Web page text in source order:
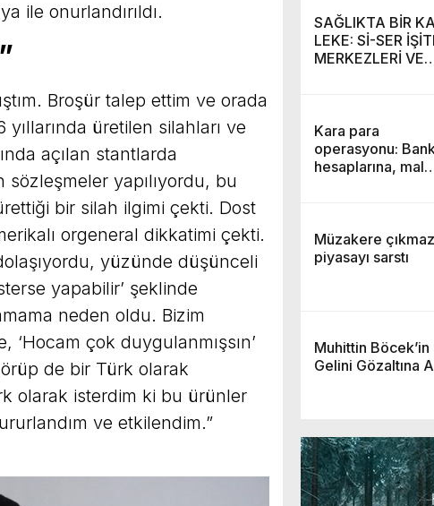
VURGUNU!
SAĞLIKTA BİR
LEKE: Sİ-SER
MERKEZLERİ VE
Kara para
operasyonu:
hesaplarına, mal
Müzakere
piyasayı sarstı
Muhittin Böcek’in
Gelini Gözaltına
ile onurlandırıldı.
Broşür talep ettim ve orada
üretilen silahları ve
açılan stantlarda
yapılıyordu, bu
bir silah ilgimi çekti. Dost
orgeneral dikkatimi çekti.
yüzünde düşünceli
yapabilir’ şeklinde
neden oldu. Bizim
çok duygulanmışsın’
de bir Türk olarak
olarak isterdim ki bu ürünler
ve etkilendim.”